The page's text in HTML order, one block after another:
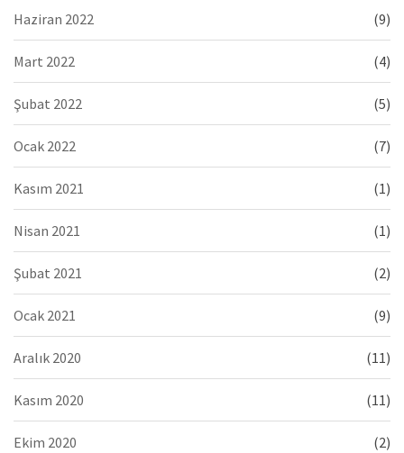
Haziran 2022 (9)
Mart 2022 (4)
Şubat 2022 (5)
Ocak 2022 (7)
Kasım 2021 (1)
Nisan 2021 (1)
Şubat 2021 (2)
Ocak 2021 (9)
Aralık 2020 (11)
Kasım 2020 (11)
Ekim 2020 (2)